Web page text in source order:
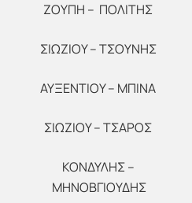
ΖΟΥΠΗ – ΠΟΛΙΤΗΣ
ΣΙΩΖΙΟΥ – ΤΣΟΥΝΗΣ
ΑΥΞΕΝΤΙΟΥ – ΜΠΙΝΑ
ΣΙΩΖΙΟΥ – ΤΣΑΡΟΣ
ΚΟΝΔΥΛΗΣ –
ΜΗΝΟΒΓΙΟΥΔΗΣ